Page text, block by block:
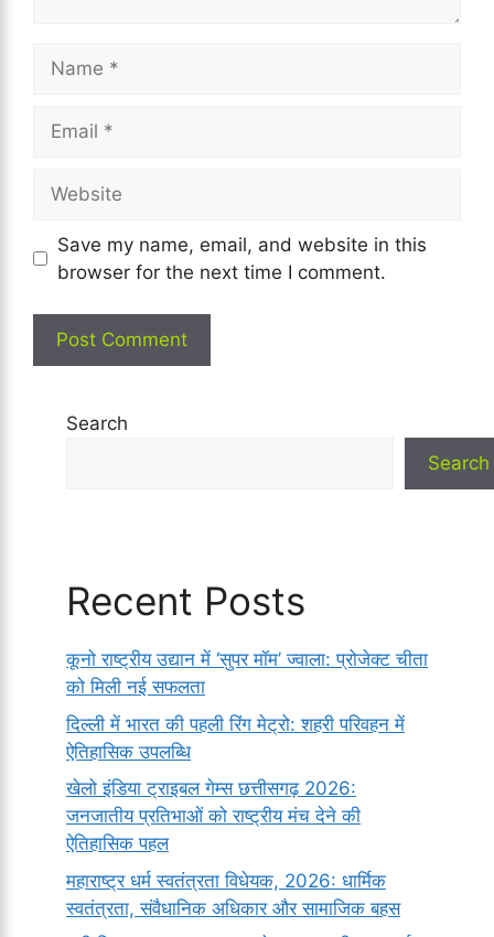
Save my name, email, and website in this
browser for the next time I comment.
Search
Search
Recent Posts
कूनो राष्ट्रीय उद्यान में ‘सुपर मॉम’ ज्वाला: प्रोजेक्ट चीता
को मिली नई सफलता
दिल्ली में भारत की पहली रिंग मेट्रो: शहरी परिवहन में
ऐतिहासिक उपलब्धि
खेलो इंडिया ट्राइबल गेम्स छत्तीसगढ़ 2026:
जनजातीय प्रतिभाओं को राष्ट्रीय मंच देने की
ऐतिहासिक पहल
महाराष्ट्र धर्म स्वतंत्रता विधेयक, 2026: धार्मिक
स्वतंत्रता, संवैधानिक अधिकार और सामाजिक बहस